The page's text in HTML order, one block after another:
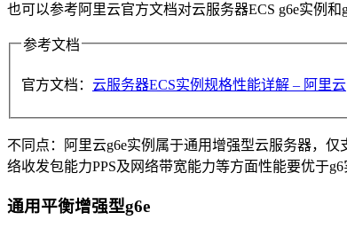
也可以参考阿里云官方文档对云服务器ECS g6e实例和
参考文档
官方文档： 云服务器ECS实例规格性能详解 – 阿里云
不同点：阿里云g6e实例属于通用增强型云服务器，
络收发包能力PPS及网络带宽能力等方面性能要优于
通用平衡增强型g6e